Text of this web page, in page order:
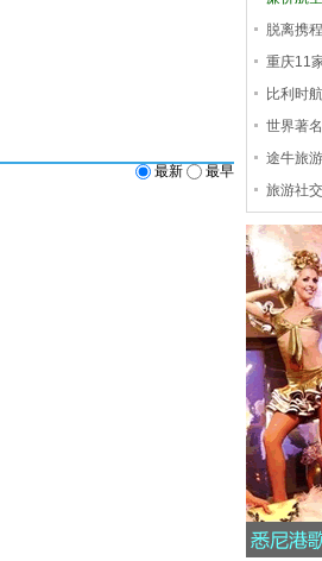
最新 最早
脱离携
重庆11
比利时
世界著
途牛旅
旅游社